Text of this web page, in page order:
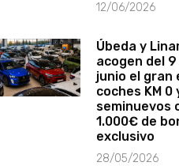
12/06/2026
Úbeda y
acogen del 9
junio el gran
coches KM 0
seminuevos
1.000€ de
exclusivo
28/05/2026